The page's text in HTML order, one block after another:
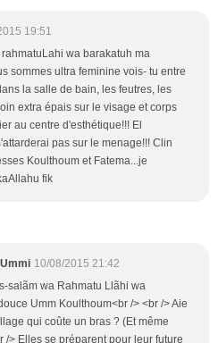
19:51
wa barakatuh ma
sommes ultra feminine vois- tu entre
la salle de bain, les feutres, les
extra épais sur le visage et corps
au centre d'esthétique!!! El
pas sur le menage!!! Clin
Koulthoum et Fatema...je
fik
10/08/2015 21:42
salãm wa Rahmatu Llãhi wa
Umm Koulthoum<br /> <br /> Aie
qui coûte un bras ? (Et même
/> Elles se préparent pour leur future